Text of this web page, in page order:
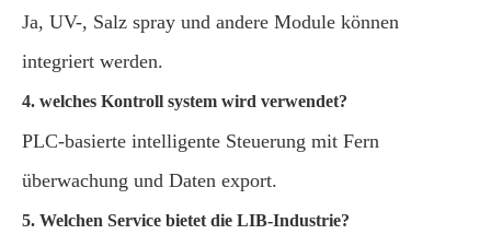
Ja, UV-, Salz spray und andere Module können
integriert werden.
4. welches Kontroll system wird verwendet?
PLC-basierte intelligente Steuerung mit Fern
überwachung und Daten export.
5. Welchen Service bietet die LIB-Industrie?